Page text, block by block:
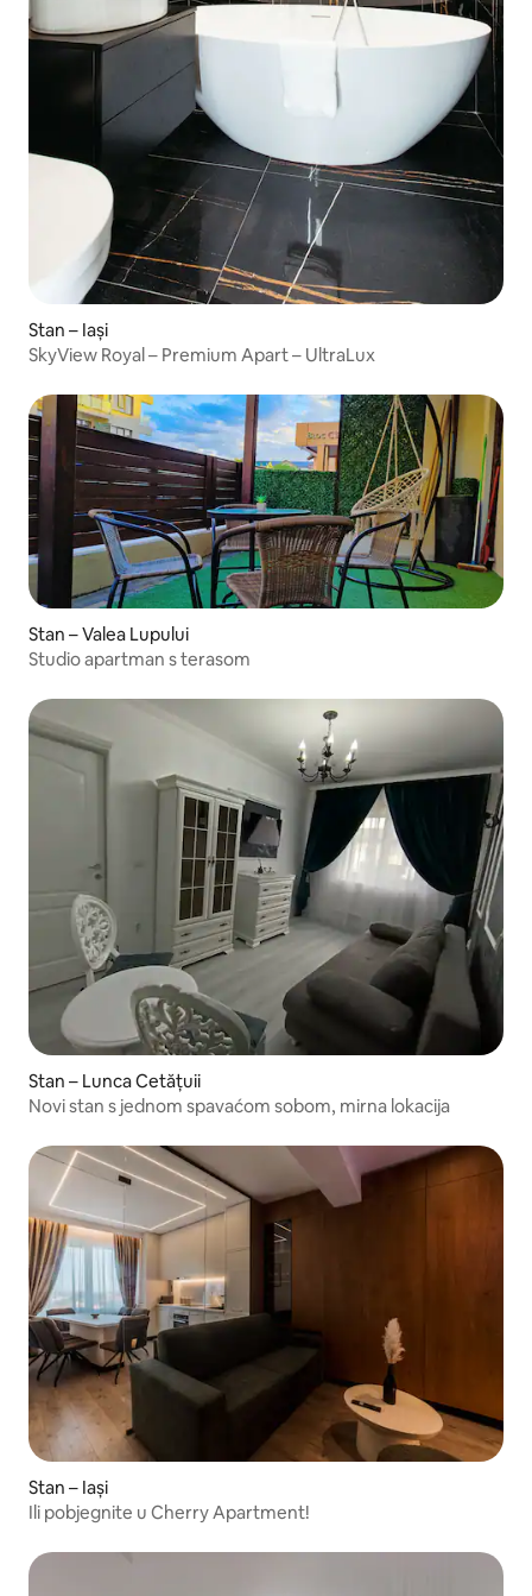
Stan – Iași
⁠SkyView Royal – Premium Apart – UltraLux
Stan – Valea Lupului
Studio apartman s terasom
Stan – Lunca Cetățuii
Novi stan s jednom spavaćom sobom, mirna lokacija
Stan – Iași
Ili pobjegnite u Cherry Apartment!